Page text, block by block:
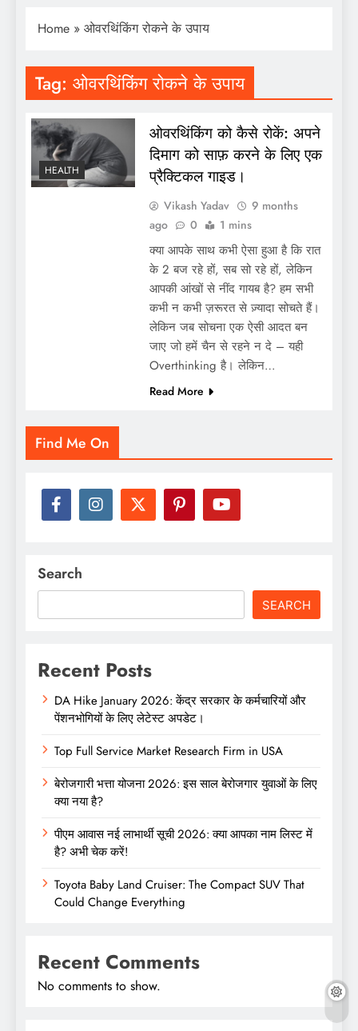
Home » ओवरथिंकिंग रोकने के उपाय
Tag: ओवरथिंकिंग रोकने के उपाय
HEALTH
ओवरथिंकिंग को कैसे रोकें: अपने
दिमाग को साफ़ करने के लिए एक
प्रैक्टिकल गाइड।
Vikash Yadav
9 months
ago
0 1 mins
क्या आपके साथ कभी ऐसा हुआ है कि रात
के 2 बज रहे हों, सब सो रहे हों, लेकिन
आपकी आंखों से नींद गायब है? हम सभी
कभी न कभी ज़रूरत से ज़्यादा सोचते हैं।
लेकिन जब सोचना एक ऐसी आदत बन
जाए जो हमें चैन से रहने न दे – यही
Overthinking है। लेकिन…
Read More
Find Me On
Search
SEARCH
Recent Posts
DA Hike January 2026: केंद्र सरकार के कर्मचारियों और
पेंशनभोगियों के लिए लेटेस्ट अपडेट।
Top Full Service Market Research Firm in USA
बेरोजगारी भत्ता योजना 2026: इस साल बेरोजगार युवाओं के लिए
क्या नया है?
पीएम आवास नई लाभार्थी सूची 2026: क्या आपका नाम लिस्ट में
है? अभी चेक करें!
Toyota Baby Land Cruiser: The Compact SUV That
Could Change Everything
Recent Comments
No comments to show.